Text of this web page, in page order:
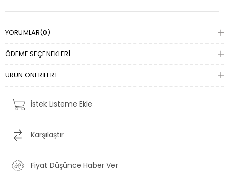
YORUMLAR(0)
ÖDEME SEÇENEKLERI
ÜRÜN ÖNERILERI
İstek Listeme Ekle
Karşılaştır
Fiyat Düşünce Haber Ver